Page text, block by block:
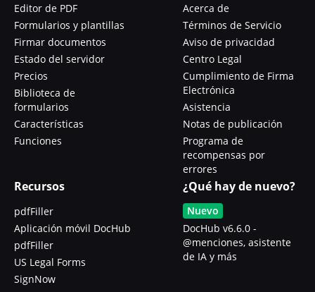
Editor de PDF
Formularios y plantillas
Firmar documentos
Estado del servidor
Precios
Biblioteca de
formularios
Características
Funciones
Acerca de
Términos de Servicio
Aviso de privacidad
Centro Legal
Cumplimiento de Firma
Electrónica
Asistencia
Notas de publicación
Programa de
recompensas por
errores
Recursos
pdfFiller
Aplicación móvil DocHub
pdfFiller
US Legal Forms
SignNow
¿Qué hay de nuevo?
Nuevo
DocHub v6.6.0 -
@menciones, asistente
de IA y más